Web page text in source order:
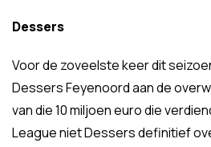
Dessers
Voor de zoveelste keer dit
Dessers Feyenoord aan de
van die 10 miljoen euro die
League niet Dessers definitief